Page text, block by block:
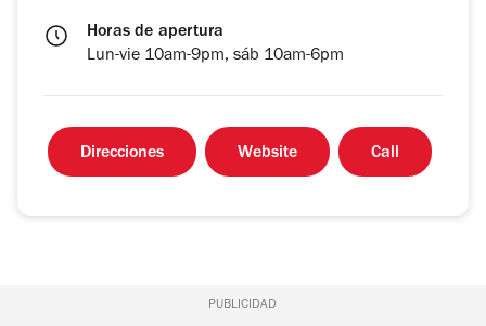
Horas de apertura
Lun-vie 10am-9pm, sáb 10am-6pm
Direcciones Website Call
PUBLICIDAD